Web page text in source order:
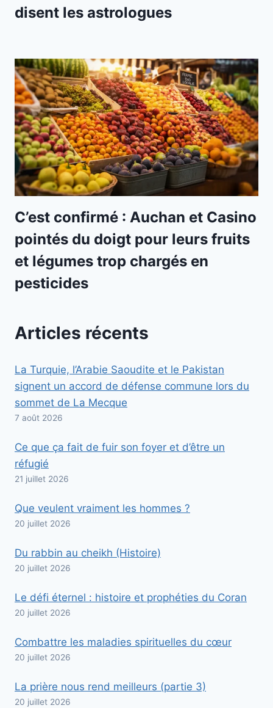
disent les astrologues
C’est confirmé : Auchan et Casino
pointés du doigt pour leurs fruits
et légumes trop chargés en
pesticides
Articles récents
La Turquie, l’Arabie Saoudite et le Pakistan
signent un accord de défense commune lors du
sommet de La Mecque
7 août 2026
Ce que ça fait de fuir son foyer et d’être un
réfugié
21 juillet 2026
Que veulent vraiment les hommes ?
20 juillet 2026
Du rabbin au cheikh (Histoire)
20 juillet 2026
Le défi éternel : histoire et prophéties du Coran
20 juillet 2026
Combattre les maladies spirituelles du cœur
20 juillet 2026
La prière nous rend meilleurs (partie 3)
20 juillet 2026